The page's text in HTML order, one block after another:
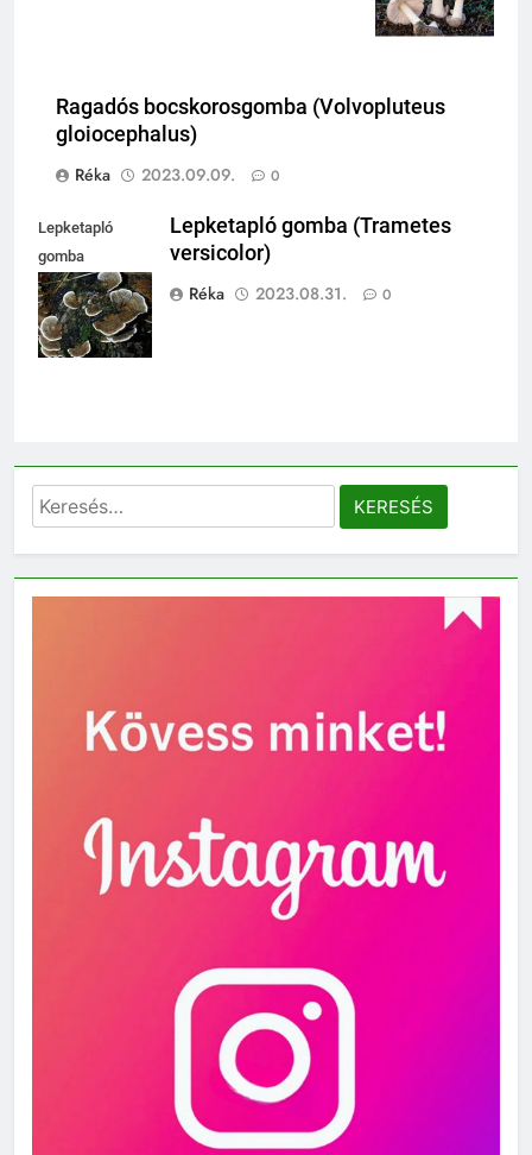
Ragadós bocskorosgomba (Volvopluteus
gloiocephalus)
Réka
2023.09.09. 0
Lepketapló
gomba
(Trametes
versicolor)
Lepketapló gomba (Trametes
versicolor)
Réka
2023.08.31. 0
Keresés: